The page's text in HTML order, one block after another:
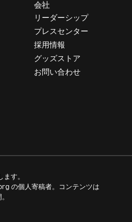
会社
リーダーシップ
プレスセンター
採用情報
グッズストア
お問い合わせ
す。
の個人寄稿者。コンテンツは